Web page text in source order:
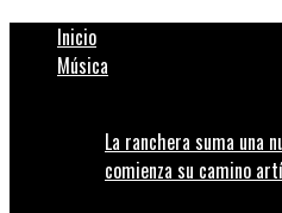
Inicio
Música
La ranchera suma una
comienza su camino